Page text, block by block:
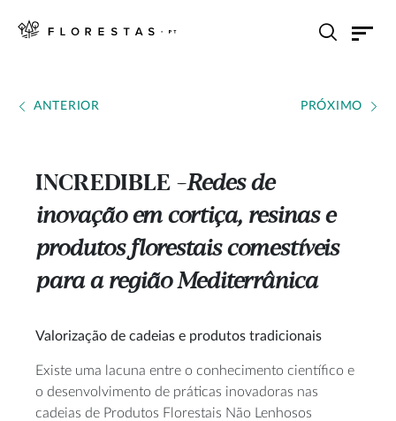
ANTERIOR PRÓXIMO
INCREDIBLE --- Redes de
inovação em cortiça, resinas e
produtos florestais comestíveis
para a região Mediterrânica
Valorização de cadeias e produtos tradicionais
Existe uma lacuna entre o conhecimento científico e
o desenvolvimento de práticas inovadoras nas
cadeias de Produtos Florestais Não Lenhosos